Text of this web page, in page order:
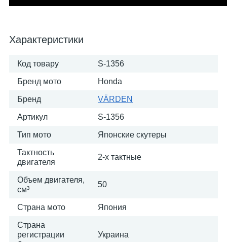
Характеристики
Код товару S-1356
Бренд мото Honda
Бренд VÄRDEN
Артикул S-1356
Тип мото Японские скутеры
Тактность
двигателя
2-х тактные
Объем двигателя,
см³
50
Страна мото Япония
Страна
регистрации
Украина